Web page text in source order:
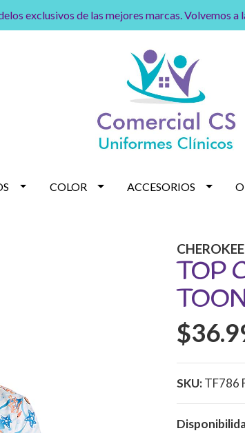
exclusivos de las mejores marcas. Volvemos
COLOR ACCESORIOS
TOP
SKU:TF786